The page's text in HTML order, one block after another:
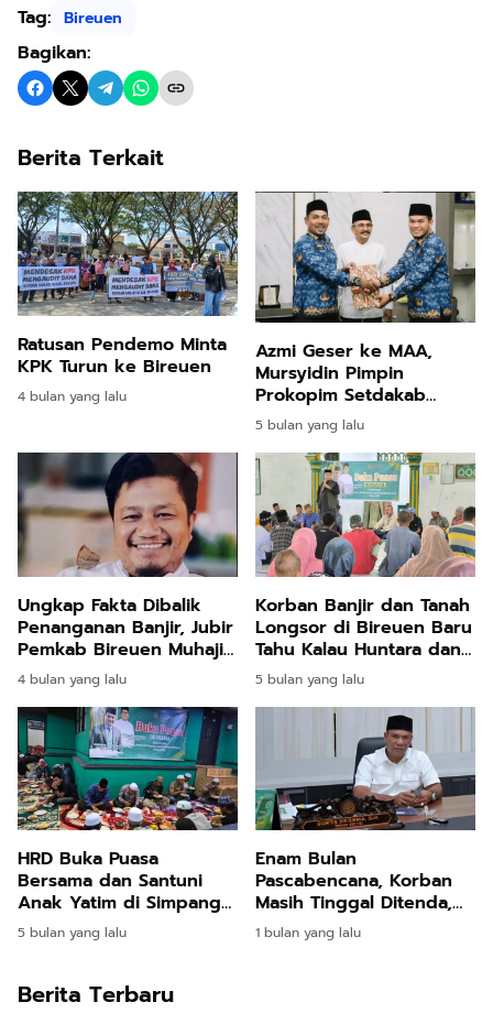
Tag: Bireuen
Bagikan:
Berita Terkait
Ratusan Pendemo Minta
KPK Turun ke Bireuen
4 bulan yang lalu
Azmi Geser ke MAA,
Mursyidin Pimpin
Prokopim Setdakab
Bireuen
5 bulan yang lalu
Ungkap Fakta Dibalik
Penanganan Banjir, Jubir
Pemkab Bireuen Muhajir
Juli: Silahkan Uji melalui
Class Action
4 bulan yang lalu
Korban Banjir dan Tanah
Longsor di Bireuen Baru
Tahu Kalau Huntara dan
Huntap Hak Mereka
5 bulan yang lalu
HRD Buka Puasa
Bersama dan Santuni
Anak Yatim di Simpang
Mamplam
5 bulan yang lalu
Enam Bulan
Pascabencana, Korban
Masih Tinggal Ditenda,
Surya Dharma
Pertanyakan Keseriusan
1 bulan yang lalu
Berita Terbaru